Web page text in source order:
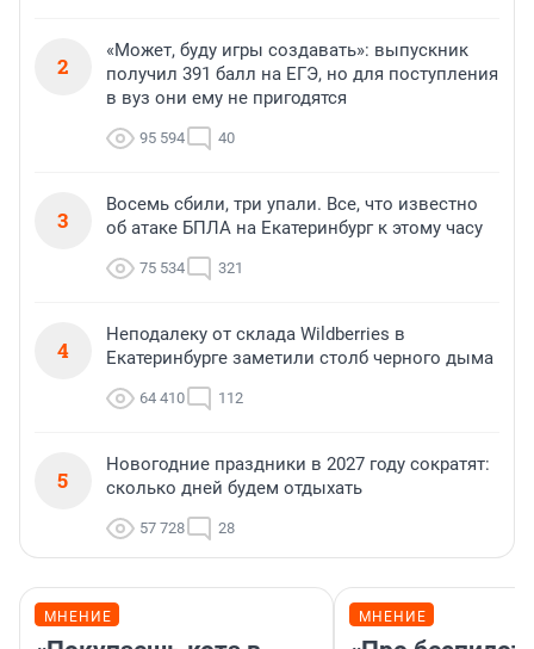
2
«Может, буду игры создавать»: выпускник
получил 391 балл на ЕГЭ, но для поступления
в вуз они ему не пригодятся
95 594 40
3
Восемь сбили, три упали. Все, что известно
об атаке БПЛА на Екатеринбург к этому часу
75 534 321
4
Неподалеку от склада Wildberries в
Екатеринбурге заметили столб черного дыма
64 410 112
5
Новогодние праздники в 2027 году сократят:
сколько дней будем отдыхать
57 728 28
МНЕНИЕ МНЕНИЕ